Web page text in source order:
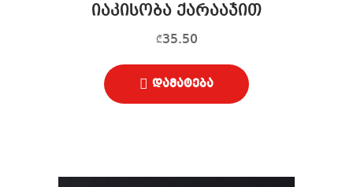
იაკისობა ქარააჯით
₾35.50
დამატება